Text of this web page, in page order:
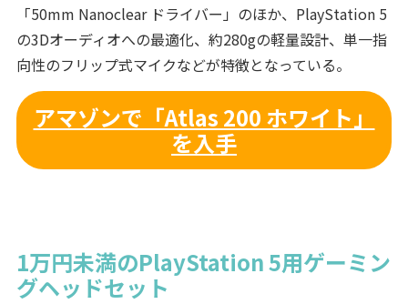
「50mm Nanoclear ドライバー」のほか、PlayStation 5
の3Dオーディオへの最適化、約280gの軽量設計、単一指
向性のフリップ式マイクなどが特徴となっている。
アマゾンで「Atlas 200 ホワイト」
を入手
1万円未満のPlayStation 5用ゲーミン
グヘッドセット